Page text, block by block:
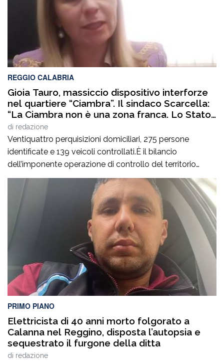
REGGIO CALABRIA
Gioia Tauro, massiccio dispositivo interforze
nel quartiere “Ciambra”. Il sindaco Scarcella:
“La Ciambra non è una zona franca. Lo Stato
c’è e si vede”
di redazione
Ventiquattro perquisizioni domiciliari, 275 persone
identificate e 139 veicoli controllati.È il bilancio
dell’imponente operazione di controllo del territorio
condotta il7 agosto nel quartiere Ciambra di Gioia Tauro,
nell’ambito di un servizio straordinario ad “Alto Impatto”
disposto per rafforzare la presenza delle istituzioni e
contrastare ogni forma di illegalità. Un’azione massiccia
e coordinata che ha visto […]
PRIMO PIANO
Elettricista di 40 anni morto folgorato a
Calanna nel Reggino, disposta l’autopsia e
sequestrato il furgone della ditta
di redazione